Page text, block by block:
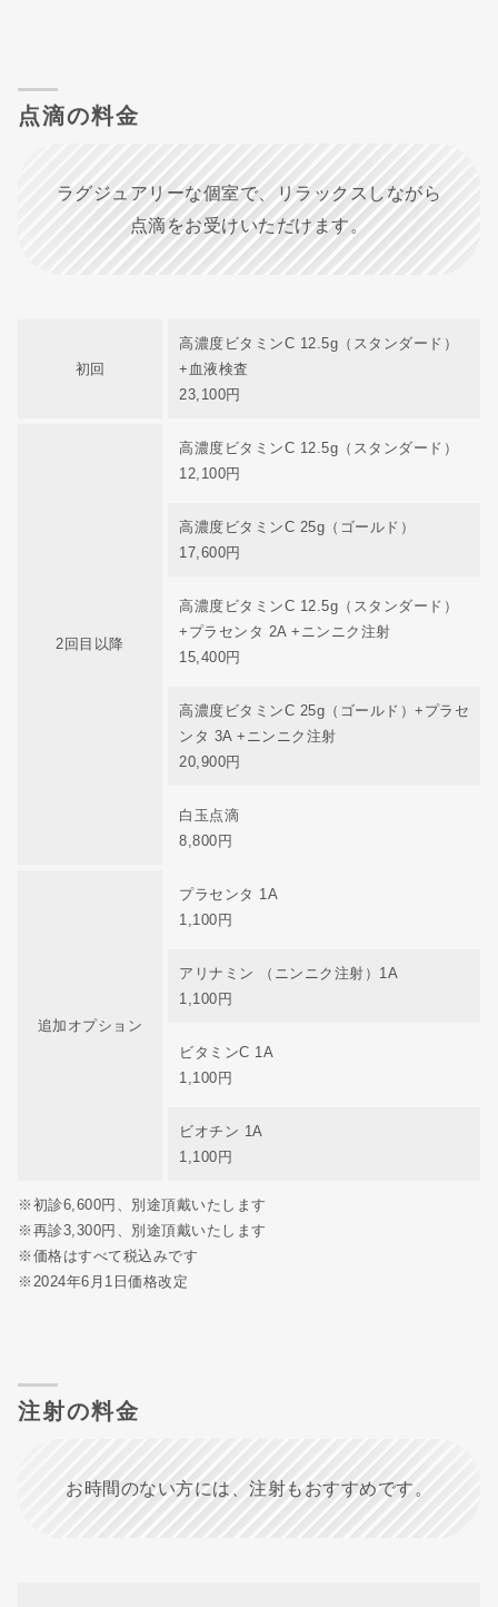
点滴の料金
ラグジュアリーな個室で、リラックスしながら
点滴をお受けいただけます。
初回
高濃度ビタミンC 12.5g（スタンダード）
+血液検査
23,100円
2回目以降
高濃度ビタミンC 12.5g（スタンダード）
12,100円
高濃度ビタミンC 25g（ゴールド）
17,600円
高濃度ビタミンC 12.5g（スタンダード）
+プラセンタ 2A +ニンニク注射
15,400円
高濃度ビタミンC 25g（ゴールド）+プラセ
ンタ 3A +ニンニク注射
20,900円
白玉点滴
8,800円
追加オプション
プラセンタ 1A
1,100円
アリナミン （ニンニク注射）1A
1,100円
ビタミンC 1A
1,100円
ビオチン 1A
1,100円
※初診6,600円、別途頂戴いたします
※再診3,300円、別途頂戴いたします
※価格はすべて税込みです
※2024年6月1日価格改定
注射の料金
お時間のない方には、注射もおすすめです。